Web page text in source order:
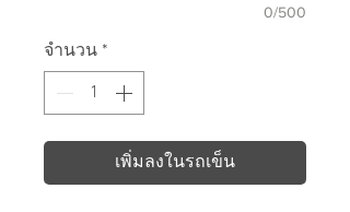
0/500
จำนวน *
เพิ่มลงในรถเข็น